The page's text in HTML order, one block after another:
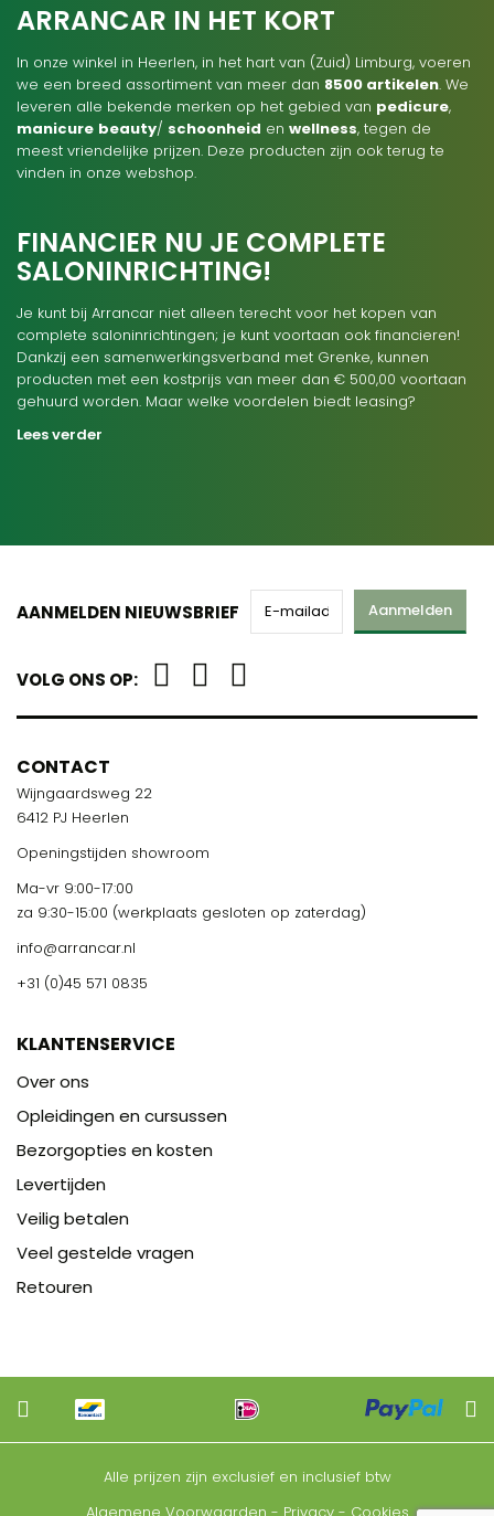
ARRANCAR IN HET KORT
In onze winkel in Heerlen, in het hart van (Zuid) Limburg, voeren
we een breed assortiment van meer dan 8500 artikelen. We
leveren alle bekende merken op het gebied van pedicure,
manicure beauty/ schoonheid en wellness, tegen de
meest vriendelijke prijzen. Deze producten zijn ook terug te
vinden in onze webshop.
FINANCIER NU JE COMPLETE
SALONINRICHTING!
Je kunt bij Arrancar niet alleen terecht voor het kopen van
complete saloninrichtingen; je kunt voortaan ook financieren!
Dankzij een samenwerkingsverband met Grenke, kunnen
producten met een kostprijs van meer dan € 500,00 voortaan
gehuurd worden. Maar welke voordelen biedt leasing?
Lees verder
AANMELDEN NIEUWSBRIEF Aanmelden
VOLG ONS OP:
CONTACT
Wijngaardsweg 22
6412 PJ Heerlen
Openingstijden showroom
Ma-vr 9:00-17:00
za 9:30-15:00 (werkplaats gesloten op zaterdag)
info@arrancar.nl
+31 (0)45 571 0835
KLANTENSERVICE
Over ons
Opleidingen en cursussen
Bezorgopties en kosten
Levertijden
Veilig betalen
Veel gestelde vragen
Retouren
Alle prijzen zijn exclusief en inclusief btw
Algemene Voorwaarden - Privacy- Cookies